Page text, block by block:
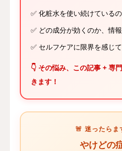
✅ 化粧水を使い続けている
✅ どの成分が効くのか、情
✅ セルフケアに限界を感じ
👇 その悩み、この記事 + 専
きます！
🚨 迷ったらま
やけどの